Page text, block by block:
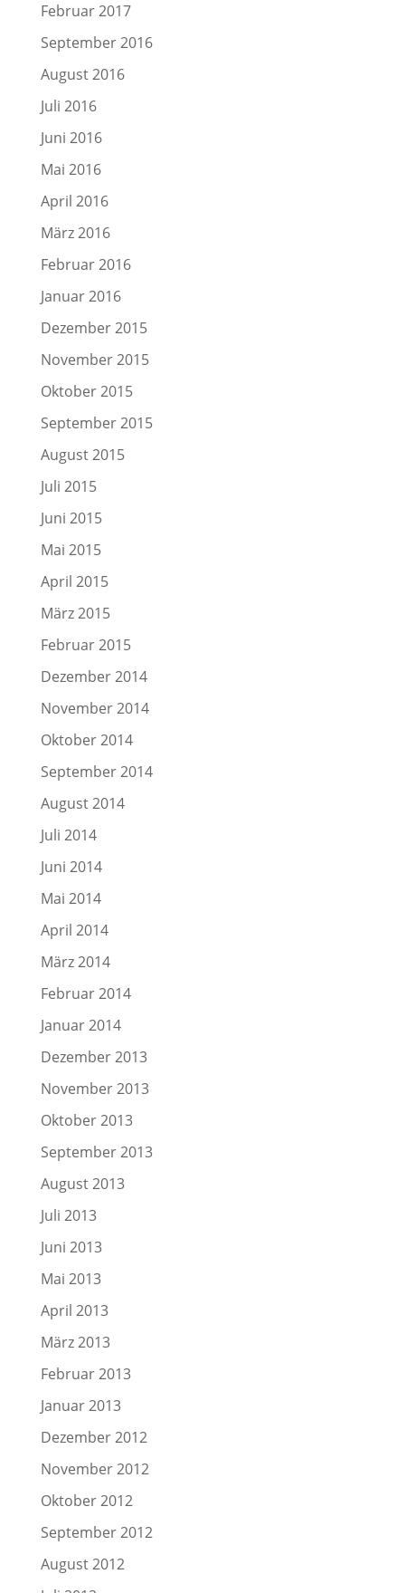
Februar 2017
September 2016
August 2016
Juli 2016
Juni 2016
Mai 2016
April 2016
März 2016
Februar 2016
Januar 2016
Dezember 2015
November 2015
Oktober 2015
September 2015
August 2015
Juli 2015
Juni 2015
Mai 2015
April 2015
März 2015
Februar 2015
Dezember 2014
November 2014
Oktober 2014
September 2014
August 2014
Juli 2014
Juni 2014
Mai 2014
April 2014
März 2014
Februar 2014
Januar 2014
Dezember 2013
November 2013
Oktober 2013
September 2013
August 2013
Juli 2013
Juni 2013
Mai 2013
April 2013
März 2013
Februar 2013
Januar 2013
Dezember 2012
November 2012
Oktober 2012
September 2012
August 2012